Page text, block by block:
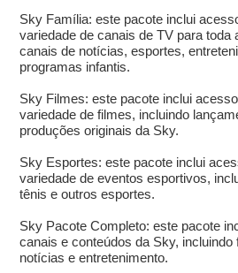
Sky Família: este pacote inclui
variedade de canais de TV para toda
canais de notícias, esportes,
programas infantis.
Sky Filmes: este pacote inclui
variedade de filmes, incluindo
produções originais da Sky.
Sky Esportes: este pacote inclui
variedade de eventos esportivos,
tênis e outros esportes.
Sky Pacote Completo: este pacote
canais e conteúdos da Sky,
notícias e entretenimento.